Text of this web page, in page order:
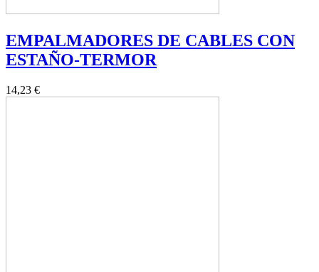
EMPALMADORES DE CABLES CON
ESTAÑO-TERMOR
14,23 €